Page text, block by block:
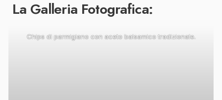
La Galleria Fotografica:
Chips di parmigiano con aceto balsamico tradizionale.